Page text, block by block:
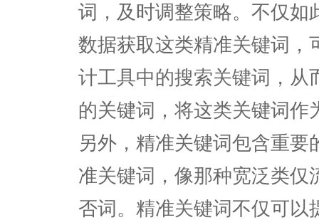
词，及时调整策略。不仅如
数据获取这类精准关键词，
计工具中的搜索关键词，从
的关键词，将这类关键词作
另外，精准关键词包含重
准关键词，像那种宽泛类仅
否词。精准关键词不仅可以